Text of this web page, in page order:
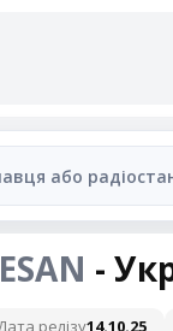
-
Дата релізу14.10.25